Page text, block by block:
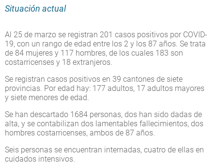
Situación actual
Al 25 de marzo se registran 201 casos positivos por COVID-
19, con un rango de edad entre los 2 y los 87 años. Se trata
de 84 mujeres y 117 hombres, de los cuales 183 son
costarricenses y 18 extranjeros.
Se registran casos positivos en 39 cantones de siete
provincias. Por edad hay: 177 adultos, 17 adultos mayores
y siete menores de edad.
Se han descartado 1684 personas, dos han sido dadas de
alta, y se contabilizan dos lamentables fallecimientos, dos
hombres costarricenses, ambos de 87 años.
Seis personas se encuentran internadas, cuatro de ellas en
cuidados intensivos.